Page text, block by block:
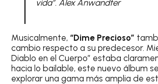
vida”. Alex Anwandter
Musicalmente, “Dime Precioso”
cambio respecto a su predecesor.
Diablo en el Cuerpo” estaba
hacia lo bailable, este nuevo álbum
explorar una gama más amplia de